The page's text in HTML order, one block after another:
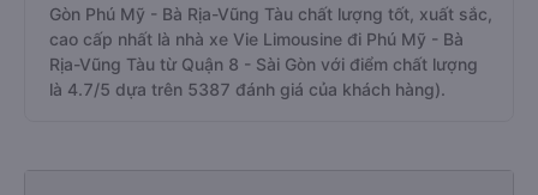
Gòn Phú Mỹ - Bà Rịa-Vũng Tàu chất lượng tốt, xuất sắc,
cao cấp nhất là nhà xe Vie Limousine đi Phú Mỹ - Bà
Rịa-Vũng Tàu từ Quận 8 - Sài Gòn với điểm chất lượng
là 4.7/5 dựa trên 5387 đánh giá của khách hàng).